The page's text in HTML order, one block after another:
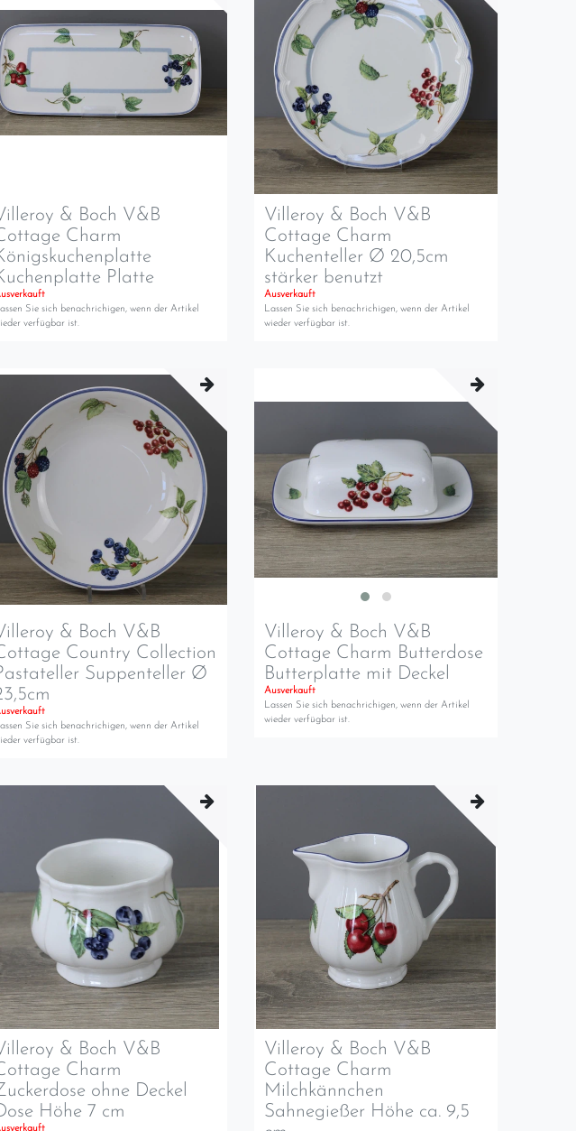
& Boch V&B
Charm
Platte
Sie sich benachrichigen, wenn der Artikel
verfügbar ist.
Villeroy & Boch V&B
Cottage Charm
Kuchenteller Ø 20,5cm
stärker benutzt
Ausverkauft
Lassen Sie sich benachrichigen, wenn der Artikel
wieder verfügbar ist.
& Boch V&B
Country Collection
Suppenteller Ø
Sie sich benachrichigen, wenn der Artikel
verfügbar ist.
Villeroy & Boch V&B
Cottage Charm Butterdose
Butterplatte mit Deckel
Ausverkauft
Lassen Sie sich benachrichigen, wenn der Artikel
wieder verfügbar ist.
& Boch V&B
Charm
ohne Deckel
Höhe 7 cm
Villeroy & Boch V&B
Cottage Charm
Milchkännchen
Sahnegießer Höhe ca. 9,5